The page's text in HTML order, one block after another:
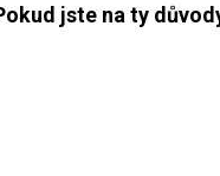
jste na ty